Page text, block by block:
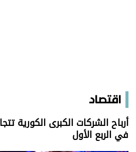
اقتصاد
في الربع الأول